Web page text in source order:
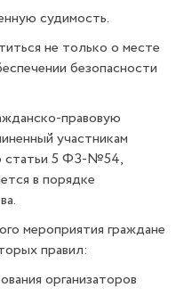
судимость.
не только о месте
безопасности
правовую
участникам
статьи 5 ФЗ-№54,
в порядке
мероприятия граждане
правил:
организаторов